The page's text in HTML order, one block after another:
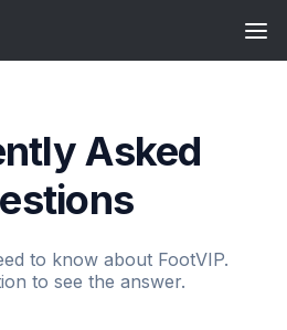
Asked
to know about FootVIP.
to see the answer.